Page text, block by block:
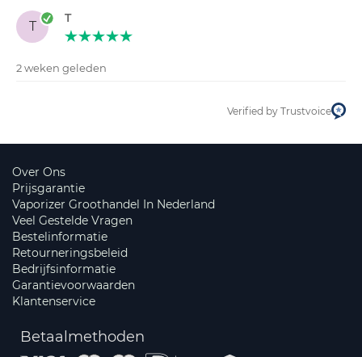
T
T
2 weken geleden
Verified by Trustvoice
Over Ons
Prijsgarantie
Vaporizer Groothandel In Nederland
Veel Gestelde Vragen
Bestelinformatie
Retourneringsbeleid
Bedrijfsinformatie
Garantievoorwaarden
Klantenservice
Betaalmethoden